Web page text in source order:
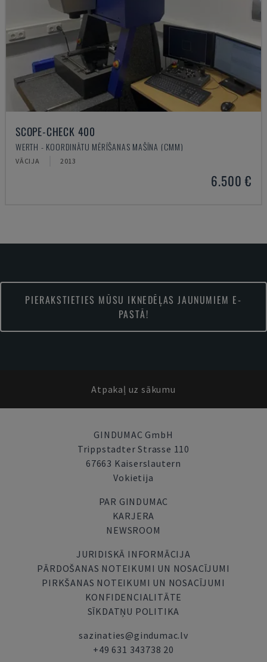
SCOPE-CHECK 400
WERTH - KOORDINĀTU MĒRĪŠANAS MAŠĪNA (CMM)
VĀCIJA 2013
6.500 €
PIERAKSTIETIES MŪSU IKNEDĒĻAS JAUNUMIEM E-
PASTĀ!
Atpakaļ uz sākumu
GINDUMAC GmbH
Trippstadter Strasse 110
67663 Kaiserslautern
Vokietija
PAR GINDUMAC
KARJERA
NEWSROOM
JURIDISKĀ INFORMĀCIJA
PĀRDOŠANAS NOTEIKUMI UN NOSACĪJUMI
PIRKŠANAS NOTEIKUMI UN NOSACĪJUMI
KONFIDENCIALITĀTE
SĪKDATŅU POLITIKA
sazinaties@gindumac.lv
+49 631 343738 20